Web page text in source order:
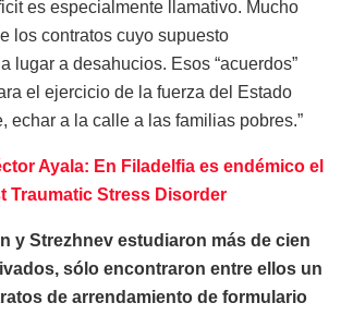
es especialmente llamativo. Mucho
los contratos cuyo supuesto
lugar a desahucios. Esos “acuerdos”
el ejercicio de la fuerza del Estado
echar a la calle a las familias pobres.”
Ayala: En Filadelfia es endémico el
Traumatic Stress Disorder
y Strezhnev estudiaron más de cien
sólo encontraron entre ellos un
de arrendamiento de formulario